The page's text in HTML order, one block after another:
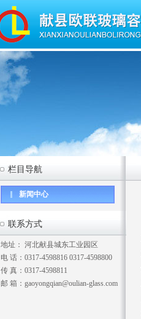
栏目导航
新闻中心
联系方式
地址： 河北献县城东工业园区
电 话：0317-4598816 0317-4598800
传 真：0317-4598811
邮 箱：gaoyongqian@oulian-glass.com